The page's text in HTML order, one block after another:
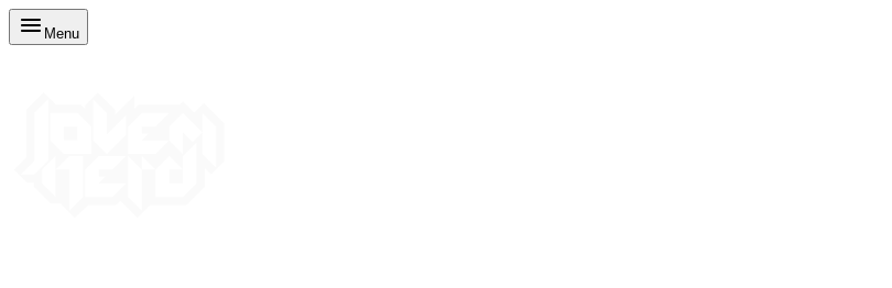
Menu